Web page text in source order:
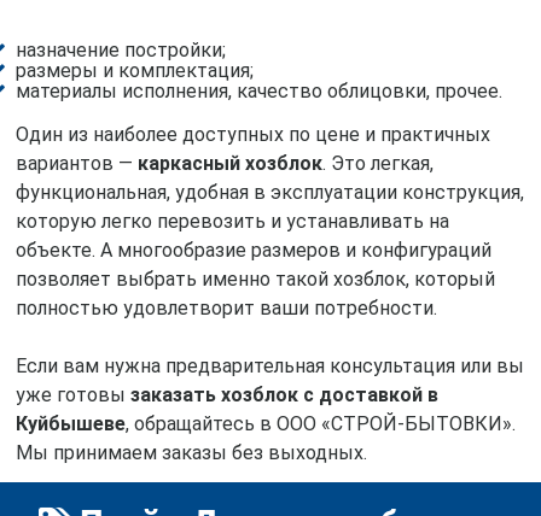
назначение постройки;
размеры и комплектация;
материалы исполнения, качество облицовки, прочее.
Один из наиболее доступных по цене и практичных
вариантов — каркасный хозблок. Это легкая,
функциональная, удобная в эксплуатации конструкция,
которую легко перевозить и устанавливать на
объекте. А многообразие размеров и конфигураций
позволяет выбрать именно такой хозблок, который
полностью удовлетворит ваши потребности.
Если вам нужна предварительная консультация или вы
уже готовы заказать хозблок с доставкой в
Куйбышеве, обращайтесь в ООО «СТРОЙ-БЫТОВКИ».
Мы принимаем заказы без выходных.